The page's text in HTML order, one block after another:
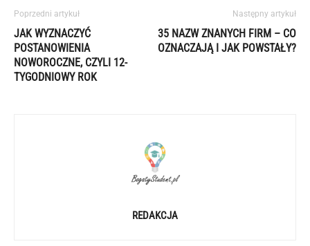
Poprzedni artykuł
JAK WYZNACZYĆ
POSTANOWIENIA
NOWOROCZNE, CZYLI 12-
TYGODNIOWY ROK
Następny artykuł
35 NAZW ZNANYCH FIRM – CO
OZNACZAJĄ I JAK POWSTAŁY?
REDAKCJA